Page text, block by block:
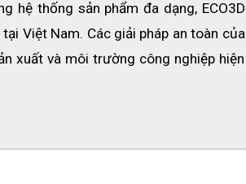
hệ thống sản phẩm đa dạng, ECO3D
Việt Nam. Các giải pháp an toàn của
xuất và môi trường công nghiệp hiện